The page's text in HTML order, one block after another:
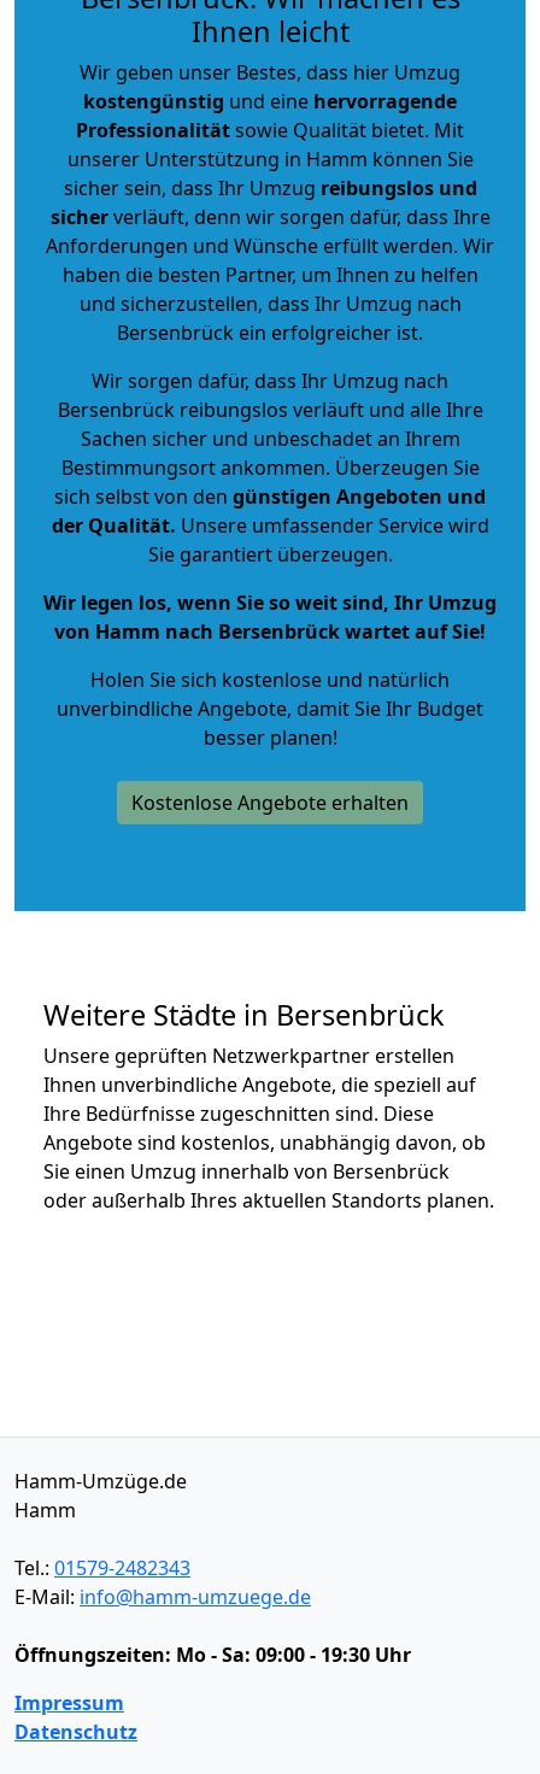
Ihnen leicht
Wir geben unser Bestes, dass hier Umzug
kostengünstig und eine hervorragende
Professionalitätsowie Qualität bietet. Mit
unserer Unterstützung in Hamm können Sie
sicher sein, dass Ihr Umzug reibungslos und
sicherverläuft, denn wir sorgen dafür, dass Ihre
Anforderungen und Wünsche erfüllt werden. Wir
haben die besten Partner, um Ihnen zu helfen
und sicherzustellen, dass Ihr Umzug nach
Bersenbrück ein erfolgreicher ist.
Wir sorgen dafür, dass Ihr Umzug nach
Bersenbrück reibungslos verläuft und alle Ihre
Sachen sicher und unbeschadet an Ihrem
Bestimmungsort ankommen. Überzeugen Sie
sich selbst von den günstigen Angeboten und
der Qualität. Unsere umfassender Service wird
Sie garantiert überzeugen.
Wir legen los, wenn Sie so weit sind, Ihr Umzug
von Hamm nach Bersenbrück wartet auf Sie!
Holen Sie sich kostenlose und natürlich
unverbindliche Angebote, damit Sie Ihr Budget
besser planen!
Kostenlose Angebote erhalten
Weitere Städte in Bersenbrück
Unsere geprüften Netzwerkpartner erstellen
Ihnen unverbindliche Angebote, die speziell auf
Ihre Bedürfnisse zugeschnitten sind. Diese
Angebote sind kostenlos, unabhängig davon, ob
Sie einen Umzug innerhalb von Bersenbrück
oder außerhalb Ihres aktuellen Standorts planen.
Hamm-Umzüge.de
Hamm
Tel.: 01579-2482343
E-Mail: info@hamm-umzuege.de
Öffnungszeiten: Mo - Sa: 09:00 - 19:30 Uhr
Impressum
Datenschutz